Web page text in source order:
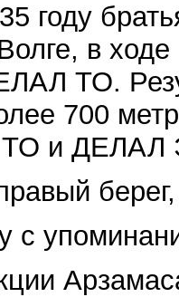
году
в
ТО.
700
и ДЕЛАЛ
с